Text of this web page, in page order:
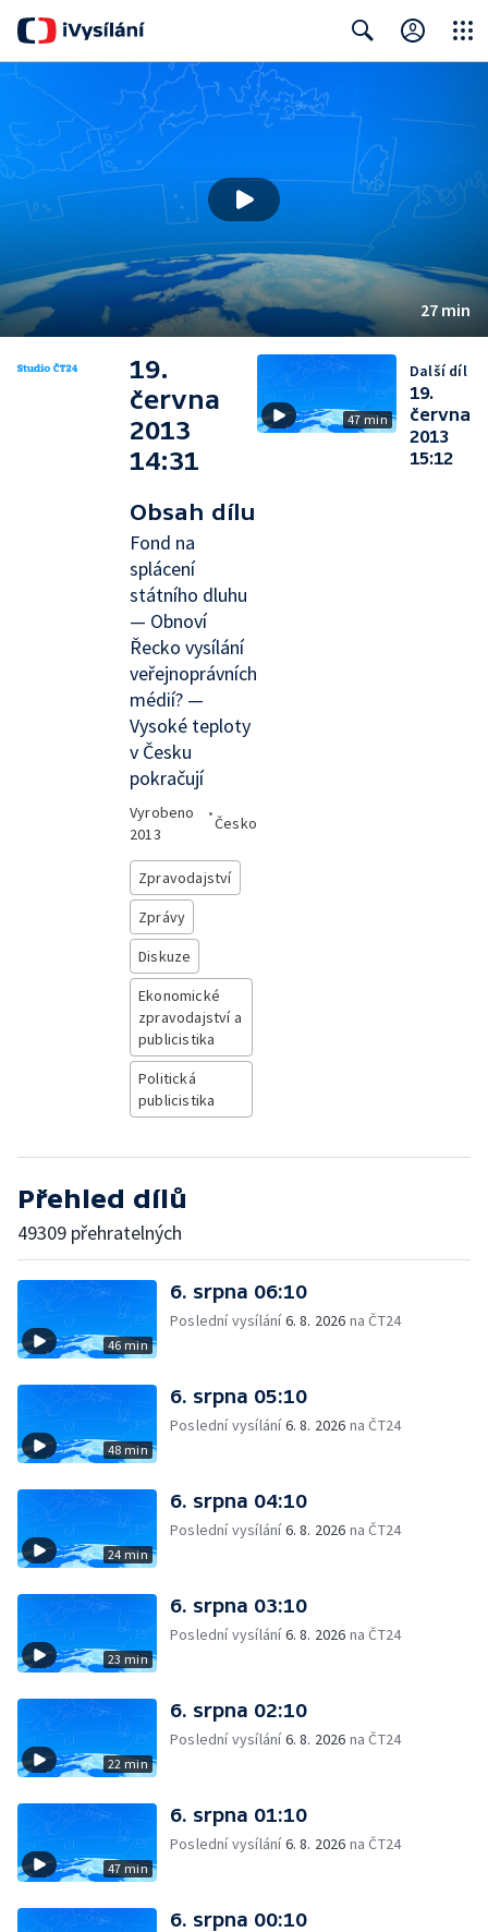
27 min
19.
června
2013
14:31
Obsah dílu
Fond na
splácení
státního dluhu
— Obnoví
Řecko vysílání
veřejnoprávních
médií? —
Vysoké teploty
v Česku
pokračují
Vyrobeno
2013
•
Česko
Zpravodajství
Zprávy
Diskuze
Ekonomické
zpravodajství a
publicistika
Politická
publicistika
47 min
Další díl
19.
června
2013
15:12
Přehled dílů
49309 přehratelných
46 min
6. srpna 06:10
Poslední vysílání6. 8. 2026 na ČT24
48 min
6. srpna 05:10
Poslední vysílání6. 8. 2026 na ČT24
24 min
6. srpna 04:10
Poslední vysílání6. 8. 2026 na ČT24
23 min
6. srpna 03:10
Poslední vysílání6. 8. 2026 na ČT24
22 min
6. srpna 02:10
Poslední vysílání6. 8. 2026 na ČT24
47 min
6. srpna 01:10
Poslední vysílání6. 8. 2026 na ČT24
6. srpna 00:10